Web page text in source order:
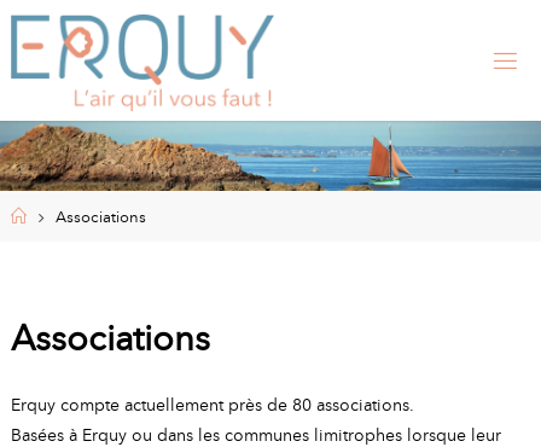
Skip
content
RQ
UY
, SI
DE
HomeAssociations
Associations
Erquy compte actuellement près de 80 associations.
Basées à Erquy ou dans les communes limitrophes lorsque leur